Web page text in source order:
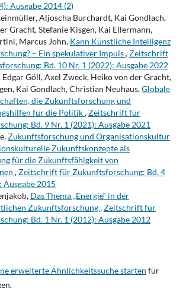
Ausgabe 2014 (2)
Aljoscha Burchardt, Kai Gondlach,
Gracht, Stefanie Kisgen, Kai Ellermann,
Marcus John, Kann Künstliche Intelligenz
– Ein spekulativer Impuls,Zeitschrift
Bd. 10 Nr. 1 (2022): Ausgabe 2022
Edgar Göll, Axel Zweck, Heiko von der Gracht,
Kai Gondlach, Christian Neuhaus,Globale
die Zukunftsforschung und
für die Politik,Zeitschrift für
Bd. 9 Nr. 1 (2021): Ausgabe 2021
Zukunftsforschung und Organisationskultur
Zukunftskonzepte als
für die Zukunftsfähigkeit von
,Zeitschrift für Zukunftsforschung: Bd. 4
Ausgabe 2015
Das Thema „Energie“ in der
Zukunftsforschung,Zeitschrift für
Bd. 1 Nr. 1 (2012): Ausgabe 2012
erweiterte Ähnlichkeitssuche starten für